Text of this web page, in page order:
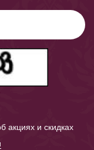
акциях и скидках